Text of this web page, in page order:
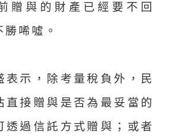
贈與的財產已經要不回
唏噓。
表示，除考量稅負外，民
直接贈與是否為最妥當的
透過信託方式贈與；或者